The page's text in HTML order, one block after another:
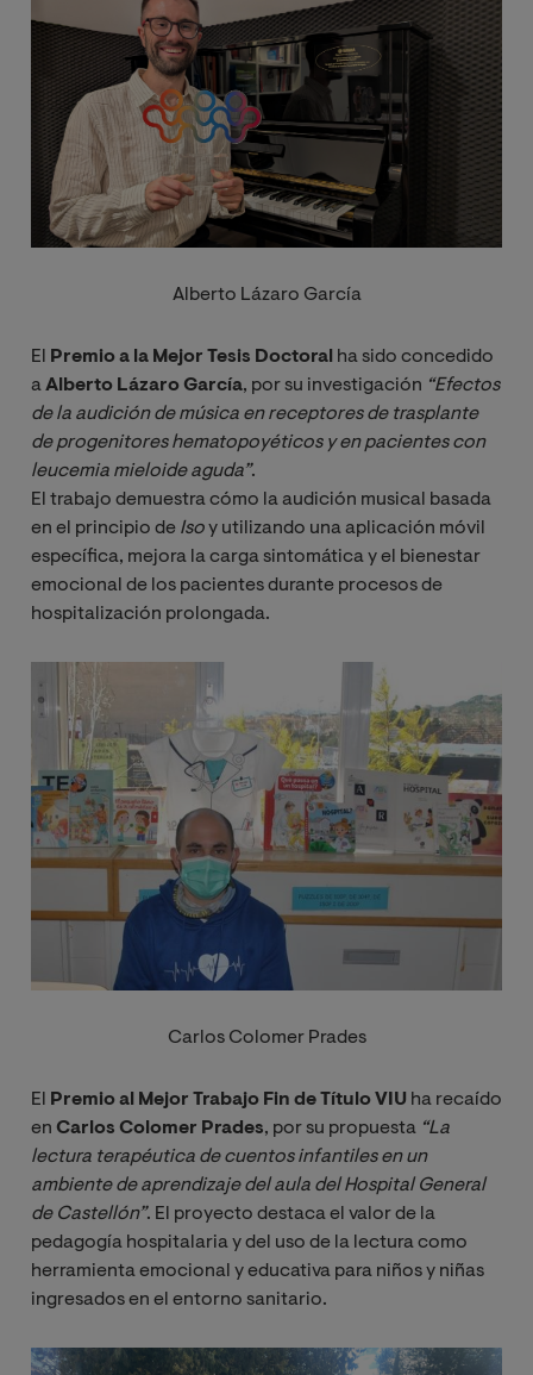
Alberto Lázaro García
El Premio a la Mejor Tesis Doctoral ha sido concedido
aAlberto Lázaro García, por su investigación “Efectos
de la audición de música en receptores de trasplante
de progenitores hematopoyéticos y en pacientes con
leucemia mieloide aguda”.
El trabajo demuestra cómo la audición musical basada
en el principio de Iso y utilizando una aplicación móvil
específica, mejora la carga sintomática y el bienestar
emocional de los pacientes durante procesos de
hospitalización prolongada.
Carlos Colomer Prades
El Premio al Mejor Trabajo Fin de Título VIU ha recaído
en Carlos Colomer Prades, por su propuesta “La
lectura terapéutica de cuentos infantiles en un
ambiente de aprendizaje del aula del Hospital General
de Castellón”. El proyecto destaca el valor de la
pedagogía hospitalaria y del uso de la lectura como
herramienta emocional y educativa para niños y niñas
ingresados en el entorno sanitario.
Imagen